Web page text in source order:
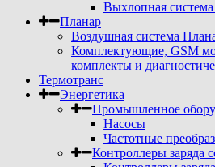
Выхлопная система
Планар
Воздушная система
Комплектующие, GSM
комплекты и
Термотранс
Энергетика
Промышленное
Насосы
Частотные
Контроллеры заряда